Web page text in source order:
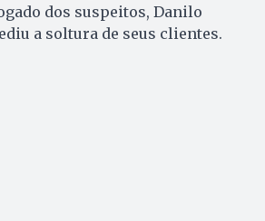
dos suspeitos, Danilo
a soltura de seus clientes.